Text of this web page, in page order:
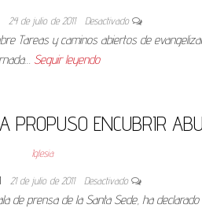
24 de julio de 2011 Desactivado
Tareas y caminos abiertos de
Seguir leyendo
PROPUSO ENCUBRIR
Iglesia
21 de julio de 2011 Desactivado
de prensa de la Santa Sede, ha